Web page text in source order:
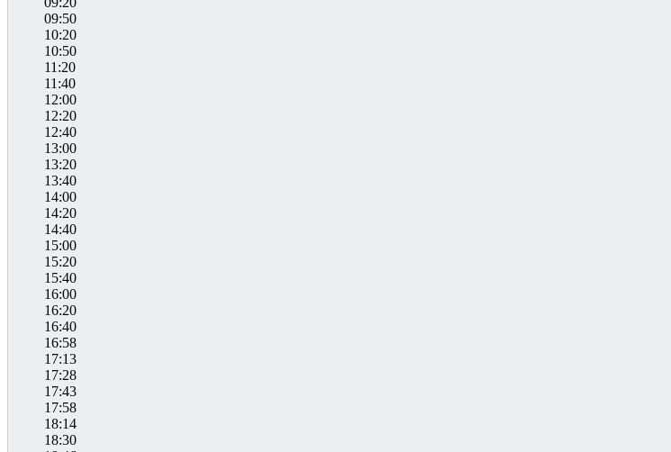
09:50
10:20
10:50
11:20
11:40
12:00
12:20
12:40
13:00
13:20
13:40
14:00
14:20
14:40
15:00
15:20
15:40
16:00
16:20
16:40
16:58
17:13
17:28
17:43
17:58
18:14
18:30